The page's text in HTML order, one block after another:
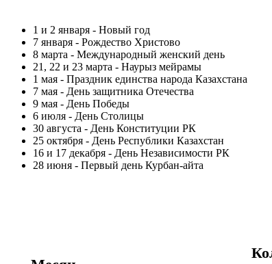
1 и 2 января - Новый год
7 января - Рождество Христово
8 марта - Международный женский день
21, 22 и 23 марта - Наурыз мейрамы
1 мая - Праздник единства народа Казахстана
7 мая - День защитника Отечества
9 мая - День Победы
6 июля - День Столицы
30 августа - День Конституции РК
25 октября - День Республики Казахстан
16 и 17 декабря - День Независимости РК
28 июня - Первый день Курбан-айта